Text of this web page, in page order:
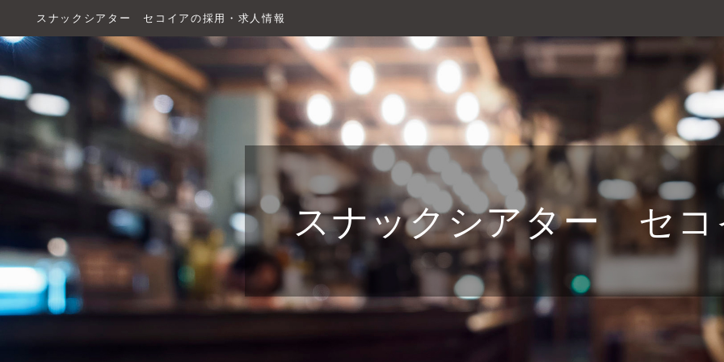
スナックシアター セコイアの採用・求人情報
スナックシアター セコ